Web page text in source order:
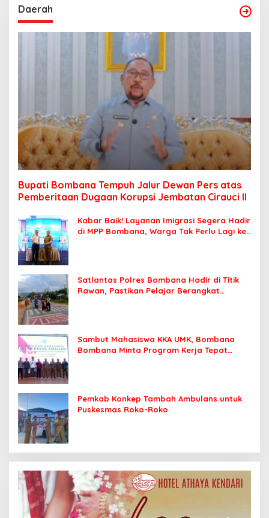
Daerah
Bupati Bombana Tempuh Jalur Dewan Pers atas
Pemberitaan Dugaan Korupsi Jembatan Cirauci II
Kabar Baik! Layanan Imigrasi Segera Hadir
di MPP Bombana, Warga Tak Perlu Lagi ke
Satlantas Polres Bombana Hadir di Titik
Rawan, Pastikan Pelajar Berangkat
Sambut Mahasiswa KKA UMK, Bombana
Bombana Minta Program Kerja Tepat
Pemkab Konkep Tambah Ambulans untuk
Puskesmas Roko-Roko